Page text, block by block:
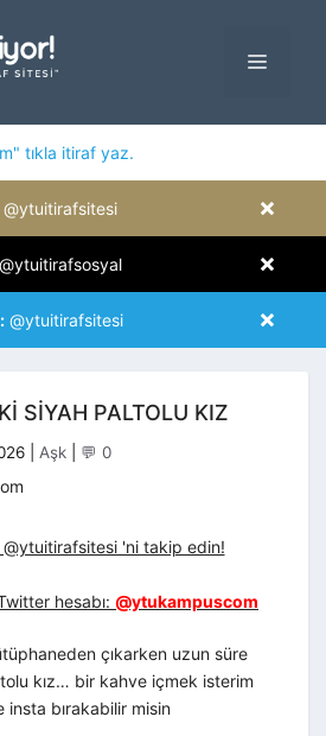
MENÜ
tıkla itiraf yaz.
×
@ytuitirafsitesi
×
@ytuitirafsosyal
×
@ytuitirafsitesi
SIYAH PALTOLU KIZ
Kategoriler
Aşk 💬 0
'ni takip edin!
hesabı: @ytukampuscom
çıkarken uzun süre
kız… bir kahve içmek isterim
bırakabilir misin